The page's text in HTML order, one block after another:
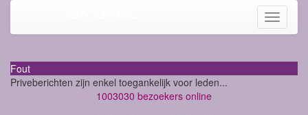
Toggle
Fout
Priveberichten zijn enkel toegankelijk voor leden...
1003030 bezoekers online